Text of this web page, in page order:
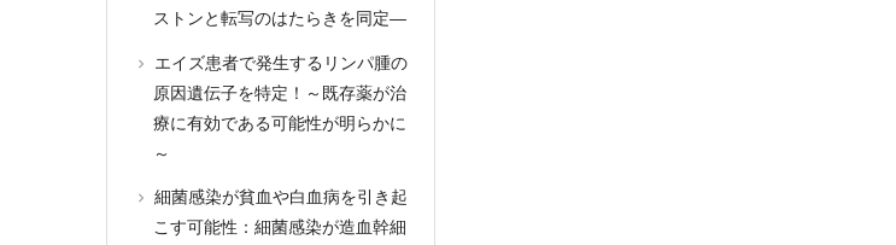
ストンと転写のはたらきを同定―
エイズ患者で発生するリンパ腫の
原因遺伝子を特定！～既存薬が治
療に有効である可能性が明らかに
～
細菌感染が貧血や白血病を引き起
こす可能性：細菌感染が造血幹細